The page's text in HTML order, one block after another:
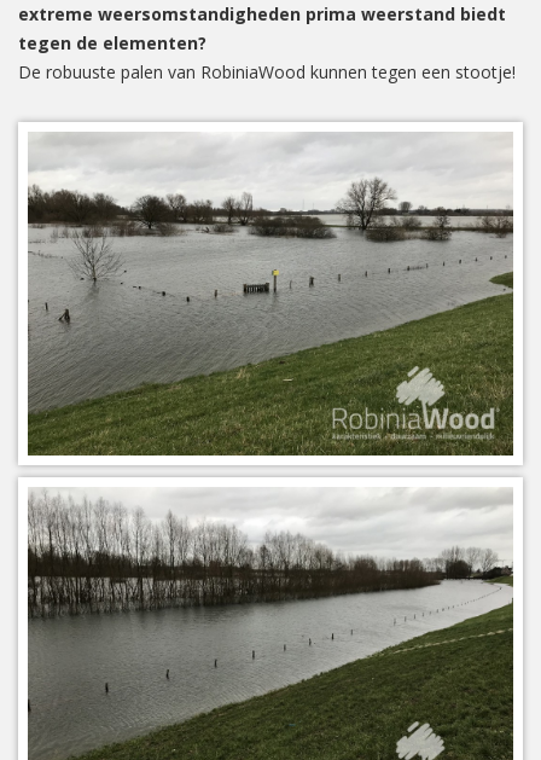
extreme weersomstandigheden prima weerstand biedt
tegen de elementen?
De robuuste palen van RobiniaWood kunnen tegen een stootje!